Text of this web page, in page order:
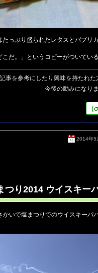
たっぷり盛られたレタスとパプリ
こだ。」というコピーがついてい
事を参考にしたり興味を持たれた
今後の励みになり
(σ
2014年5
つり2014 ウイスキー
いで塩まつりでのウイスキーパ